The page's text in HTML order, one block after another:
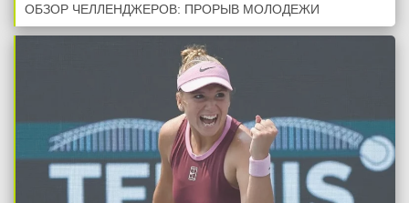
ОБЗОР ЧЕЛЛЕНДЖЕРОВ: ПРОРЫВ МОЛОДЕЖИ